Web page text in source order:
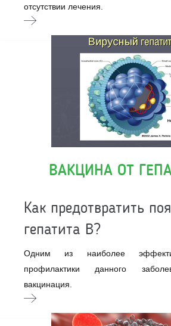
отсутствии лечения.
ВАКЦИНА ОТ
Как предотвратить
гепатита B?
Одним из наиболее
профилактики данного
вакцинация.